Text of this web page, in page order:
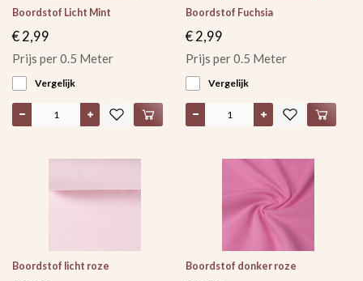
Boordstof Licht Mint
€ 2,99
Prijs per 0.5 Meter
Vergelijk
Boordstof Fuchsia
€ 2,99
Prijs per 0.5 Meter
Vergelijk
Boordstof licht roze Boordstof donker roze